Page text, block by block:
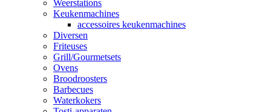
Weerstations
Keukenmachines
accessoires keukenmachines
Diversen
Friteuses
Grill/Gourmetsets
Ovens
Broodroosters
Barbecues
Waterkokers